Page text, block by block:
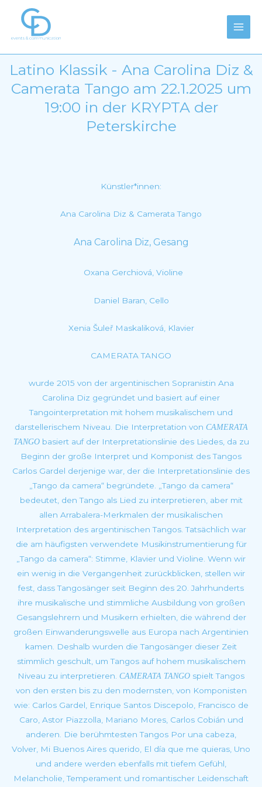
Inhalt
springen
Latino Klassik - Ana Carolina Diz &
Camerata Tango am 22.1.2025 um
19:00 in der KRYPTA der
Peterskirche
Künstler*innen:
Ana Carolina Diz & Camerata Tango
Ana Carolina Diz, Gesang
Oxana Gerchiová, Violine
Daniel Baran, Cello
Xenia Šuleř Maskaliková, Klavier
CAMERATA TANGO
wurde 2015 von der argentinischen Sopranistin Ana
Carolina Diz gegründet und basiert auf einer
Tangointerpretation mit hohem musikalischem und
darstellerischem Niveau. Die Interpretation von CAMERATA
TANGObasiert auf der Interpretationslinie des Liedes, da zu
Beginn der große Interpret und Komponist des Tangos
Carlos Gardel derjenige war, der die Interpretationslinie des
„Tango da camera“ begründete. „Tango da camera“
bedeutet, den Tango als Lied zu interpretieren, aber mit
allen Arrabalera-Merkmalen der musikalischen
Interpretation des argentinischen Tangos. Tatsächlich war
die am häufigsten verwendete Musikinstrumentierung für
„Tango da camera“: Stimme, Klavier und Violine. Wenn wir
ein wenig in die Vergangenheit zurückblicken, stellen wir
fest, dass Tangosänger seit Beginn des 20. Jahrhunderts
ihre musikalische und stimmliche Ausbildung von großen
Gesangslehrern und Musikern erhielten, die während der
großen Einwanderungswelle aus Europa nach Argentinien
kamen. Deshalb wurden die Tangosänger dieser Zeit
stimmlich geschult, um Tangos auf hohem musikalischem
Niveau zu interpretieren. CAMERATA TANGO spielt Tangos
von den ersten bis zu den modernsten, von Komponisten
wie: Carlos Gardel, Enrique Santos Discepolo, Francisco de
Caro, Astor Piazzolla, Mariano Mores, Carlos Cobián und
anderen. Die berühmtesten Tangos Por una cabeza,
Volver, Mi Buenos Aires querido, El día que me quieras, Uno
und andere werden ebenfalls mit tiefem Gefühl,
Melancholie, Temperament und romantischer Leidenschaft